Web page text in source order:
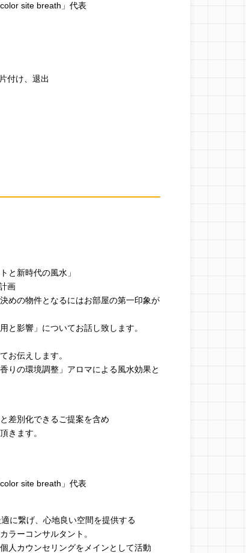
site breath」代表
付け、退出
と新時代の風水」
画
の物件となるにはお部屋の第一印象が
影響」についてお話し致します。
伝えします。
の環境調整」アロマによる風水効果と
差別化できるご提案を含め
きます。
site breath」代表
に繋げ、心地良い空間を提供する
ラーコンサルタント。
人カウンセリングをメインとして活動